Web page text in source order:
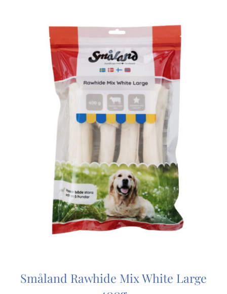
Småland Rawhide Mix White Large